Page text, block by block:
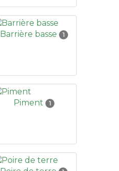
Barrière basse 1
Piment 1